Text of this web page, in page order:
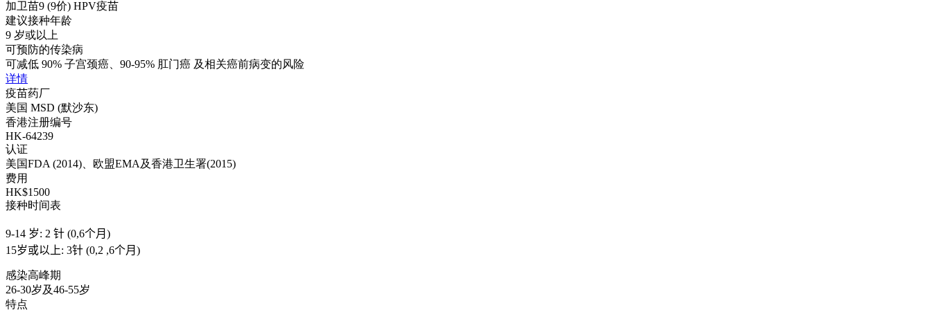
加卫苗9 (9价) HPV疫苗
建议接种年龄
9 岁或以上
可预防的传染病
可减低 90% 子宫颈癌、90-95% 肛门癌 及相关癌前病变的风险
详情
疫苗药厂
美国 MSD (默沙东)
香港注册编号
HK-64239
认证
美国FDA (2014)、欧盟EMA及香港卫生署(2015)
费用
HK$1500
接种时间表
9-14 岁: 2 针 (0,6个月)
15岁或以上: 3针 (0,2 ,6个月)
感染高峰期
26-30岁及46-55岁
特点